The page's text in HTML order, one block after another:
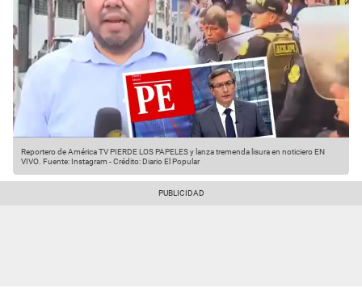
Reportero de América TV PIERDE LOS PAPELES y lanza tremenda lisura en noticiero EN
VIVO. Fuente: Instagram -Crédito: Diario El Popular